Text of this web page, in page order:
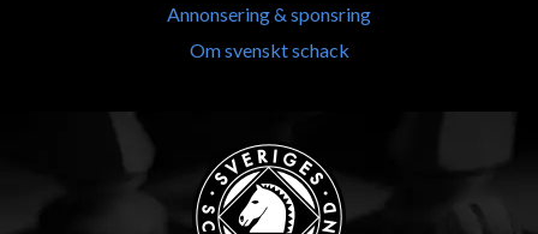
Annonsering & sponsring
Om svenskt schack